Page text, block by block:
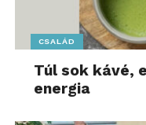
CSALÁD
Túl sok kávé,
energia